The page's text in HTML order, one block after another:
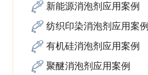
新能源消泡剂应用案例
纺织印染消泡剂应用案例
有机硅消泡剂应用案例
聚醚消泡剂应用案例